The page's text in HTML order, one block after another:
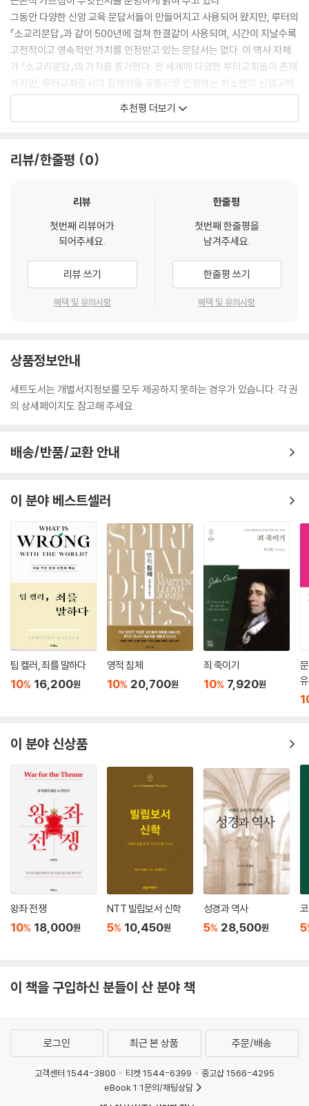
하여금 이 책을 쓰도록 압박했습니다. 오, 사랑의 하나님, 제가 보았던 이
비탄의 상황을 보소서! 동네마다 배우지 못한 사람들, 그리스도교의 가르
침이 무엇인지 전혀 알지 못하는 이들이 여기저기 가득했고, 상황이 이러
한데도 목사들 대부분은 무능하고 가르칠 능력이 없었습니다. 그럼에도 사
람들은 모두 자신을 그리스도인이라고 자처합니다. 그러면서 "나는 세례
받았고 성찬에도 참례한다"고 말합니다. 하지만 십계명, 신조, 주기도가 무
엇인지 전혀 알지 못한 채 소나 돼지처럼 생각 없이 살아갑니다. 상황이 이
렇다 보니, 복음이 들어온 곳조차 복음의 자유를 처참히 오용하고 있습니
_『마르틴 루터 소교리문답?해설』, ‘마르틴 루터 서문’ 중에서
중상모략하며 뒤에서 험담하며 깎아내리는 것입니다. 그 입에서 나오는 독
설이 결국 자신의 영혼을 멍들게 만듭니다. 그 대신 우리는 언제나 이웃의
이름과 명예를 존중하고 세우는 데 힘써야 합니다.
약 4:11 형제들아, 서로 비방하지 말라. 형제를 비방하는 자나 형제를 판단
하는 자는 곧 율법을 비방하고 율법을 판단하는 것이라. 네가 만일 율법을
판단하면 율법의 준행자가 아니요 재판관이로다.
시 15:1-5 여호와여, 주의 장막에 머무를 자 누구오며 주의 성산에 사는 자
며 그의 이웃을 비방하지 아니하며 그의 눈은 망령된 자를 멸시하며 여호
변하지 아니하며 이자를 받으려고 돈을 꾸어 주지 아니하며 뇌물을 받고
무죄한 자를 해하지 아니하는 자이니 이런 일을 행하는 자는 영원히 흔들
진실에 대한 사랑입니다. 특히 이웃에 대하여 흠 없고 진실하게 되기를 바
레 19:15 너희는 재판할 때에 불의를 행하지 말며 가난한 자의 편을 들지
말며 세력 있는 자라고 두둔하지 말고 공의로 사람을 재판할지며.
레 19:18 원수를 갚지 말며 동포를 원망하지 말며 네 이웃 사랑하기를 네
자신과 같이 사랑하라. 나는 여호와이니라.
『대교리문답』, 162. "이 계명의 우선되고 분명한 의미는 가난하고 무고한
자들을 향해 거짓 증언하고 고소하며 중상모략을 일삼는 자들을 벌하는 공
적 집행에 분명한 방점이 있습니다."
『대교리문답』, 164. "모든 사람이 이웃을 도와 그의 권리를 지탱하도록 해
야 합니다. 정당하고 바른 권리는 위축당하거나 왜곡되지 않도록 증진하고
은 이것입니다. 모든 사건을 정직하고 공평하게 다루어야 합니다. 옳은 것
은 옳다고 해야 합니다. 돈이나 재물이나 명예나 권력 때문에 정의를 왜곡
_『마르틴 루터 소교리문답?해설』, 제2부 해설
_신앙의 대화 ‘십계명’ 중에
--- 본문 중에서
그동안 다양한 신앙 교육 문답서들이 만들어지고 사용되어 왔지만, 루터의
『소교리문답』과 같이 500년에 걸쳐 한결같이 사용되며, 시간이 지날수록
고전적이고 영속적인 가치를 인정받고 있는 문답서는 없다. 이 역사 자체
가 『소교리문답』의 가치를 증거한다. 전 세계에 다양한 루터교회들이 존재
하지만, 루터교회로서의 정체성을 공통으로 인정하는 최소한의 신앙고백
서가 바로 이 책 『소교리문답』이고, 수많은 교파의 벽을 넘어 개신교 신학
의 정수를 담은 책으로 널리 소개되고 있다.
터 자신이 늘 하루를 시작하기 전 묵상하며 영감을 얻었던 이 책이, 종교개
에게 풍부한 영감을 제공하기를 바란다.
마르틴 루터의 『대교리문답』에 이어 『소교리문답』까지 우리말로 번역되
어 출간된 것을 진심으로 축하한다. 루터의 신학이 유난히도 척박한 이 땅
에 두 책이 그의 종교개혁 정신과 가르침을 대중에게 널리 전하는 채널이
되었으면 좋겠다. 『소교리문답』은 개신교 최초의 교리문답서라는 점에서
교육을 받지 못한 이들도 이해할 수 있는 시장의 언어로 쉽게 전한 것이 이
로 중요한 복음의 진리를 효과적으로 전달한 것이 이 책의 묘미이며, 그래
서 루터가 소망한 대로 모든 그리스도인에게 신앙의 길라잡이가 될 만한
_박영돈, 고려신학대학원 교의학 교수
에 종교개혁 500주년을 떠나보내며 『소교리문답』이 나왔다. 『소교리문
사도적 전통이 가르치는 바를 정확하게 짚어가면서 그 가르침의 무게와 깊
이도 잃지 않고 있다.
루터는 기독교 진리에 무지한 이들이 이 문답서를 통해 복음의 원리를 바
로 알기를 원하였다. 또한 목회자들에게는 그 진리를 깊이 알고 바르게 가
르치며 그 원리에 따라 살 것을 촉구하였다. 이 문답서 전체를 읽으면서 깨
닫는 바는, ‘우리가 땅 위에서 정처 없는 나그네로 살지 않고 하나님 나라의
백성이 되어 그리스도와 동행하며 사는 것이 얼마나 큰 은혜이며 놀라운
영광인가’라는 사실이다.
이런 의미에서 본 문답서는 아직 영적으로 계몽되지 못한 이들을 위한 기
독교 교리의 친절한 몽학선생이면서, 장성한 분량에 이른 이들을 진리의
각성제다.
_전광식, 고신대학교 전 총장, 현 신학과 교수
어거스틴은 시간이 무엇이냐고 묻기 전까지는 시간에 대해서 아는 듯하지
만 질문이 제기되는 순간 시간을 규정할 말이 없다는 사실을 깨닫는다고
말했다. 믿음 또한 마찬가지다. 잘 믿는 것처럼 여기지만 믿음이 뭐냐고 묻
는 순간 그 실체가 파악되지 않는다. 루터 신학의 정수를 담고 있는 『소교
리문답』은 우리 신앙의 고갱이를 드러내기 위해 질문이라는 방식을 동원
한다. 진리는 질문하는 이들에게만 모습을 드러내기 때문이다. 루터가 제
시한 대답은 간명하지만 우리가 어긋나지 않도록 해주는 준거점 역할을 톡
톡히 하고 있다. 모호한 삶을 살아가면서 그 간명한 대답을 복잡화할 능력
을 기르는 것은 우리 모두의 과제다.
우 기쁘다. 루터는 종교개혁 이후 지역 교회들을 순회하면서 목사와 설교
독일어로 성경을 번역하기 이전 자국어로 된 성경을 읽어 볼 수 없었던 수
많은 신자들에게, 성경말씀을 압축하여 문답 형식으로 쉽게 교재를 만들어
보급하는 일은 매우 중요하였다. 그러한 가운데 루터는 『대교리문답』을 통
해 교역자와 신자들에게 보다 정밀하고 세심한 신앙 지식을 가르치도록 인
도하고자 했고, 『소교리문답』을 통해 신자들이 일반 가정에서 어른 아이
추천평 더보기
리뷰/한줄평 0
리뷰
첫번째 리뷰어가
되어주세요.
리뷰 쓰기
혜택 및 유의사항
한줄평
첫번째 한줄평을
남겨주세요.
한줄평 쓰기
혜택 및 유의사항
상품정보안내
세트도서는 개별서지정보를 모두 제공하지 못하는 경우가 있습니다. 각 권
의 상세페이지도 참고해 주세요.
배송/반품/교환 안내
이 분야 베스트셀러
팀 켈러, 죄를 말하다
10% 16,200원
영적 침체
10% 20,700원
죄 죽이기
10% 7,920원
이 분야 신상품
왕좌 전쟁
10% 18,000원
NTT 빌립보서 신학
5% 10,450원
성경과 역사
5% 28,500원 5
이 책을 구입하신 분들이 산 분야 책
로그인 최근 본 상품 주문/배송
고객센터 1544-3800 티켓 1544-6399
중고샵 1566-4295
eBook 1:1문의/채팅상담